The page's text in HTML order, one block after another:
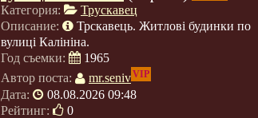
Категория:
Трускавец
Описание:
Трскавець. Житлові будинки по
вулиці Калініна.
Год съемки:
1965
Автор поста:
mr.senivVIP
Дата:
08.08.2026 09:48
Рейтинг:
0